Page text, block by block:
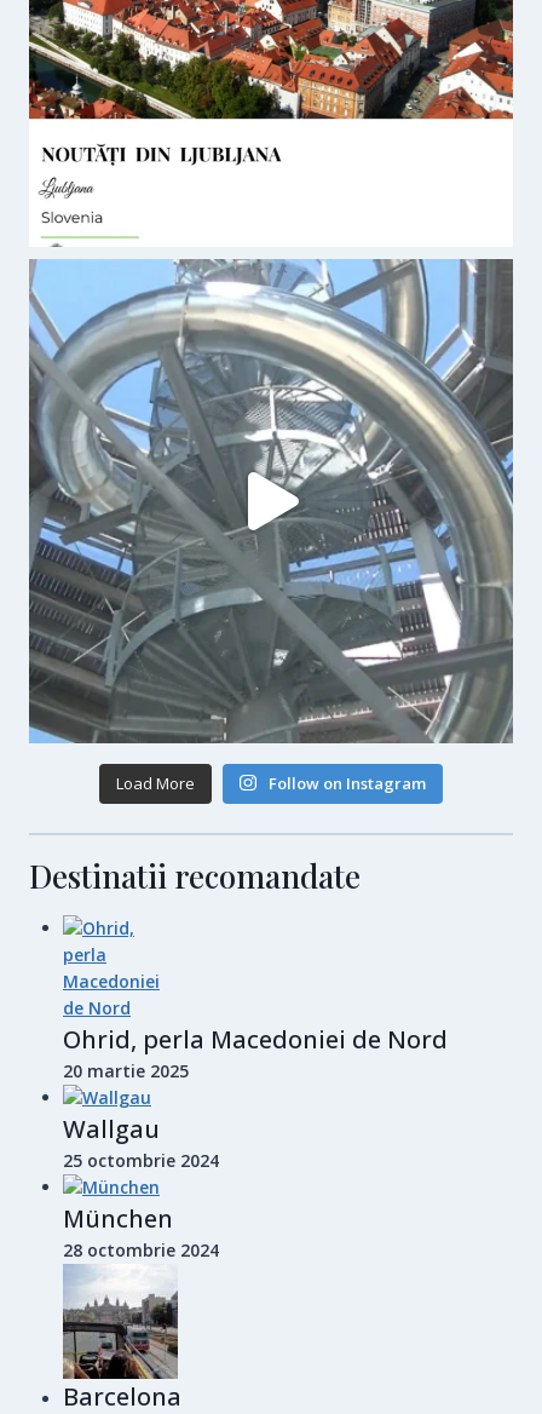
Load More Follow on Instagram
Destinatii recomandate
Ohrid, perla Macedoniei de Nord
20 martie 2025
Wallgau
25 octombrie 2024
München
28 octombrie 2024
Barcelona